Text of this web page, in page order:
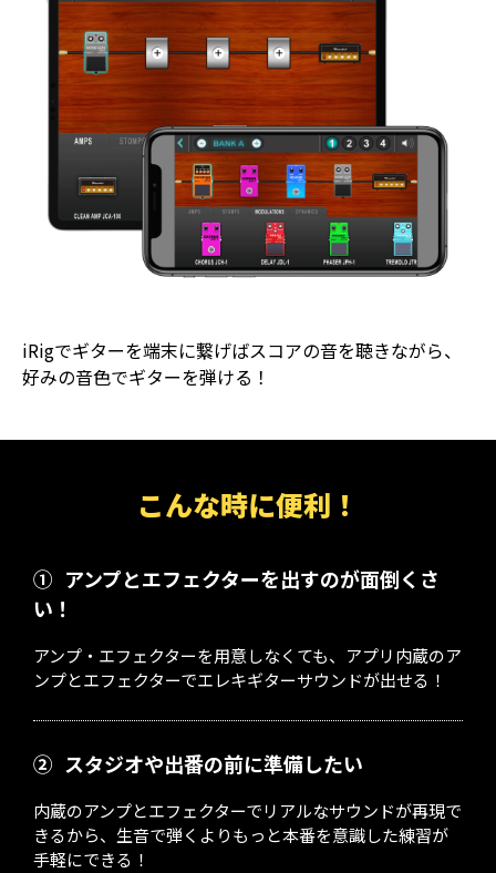
iRigでギターを端末に繋げばスコアの音を聴きながら、
好みの音色でギターを弾ける！
こんな時に便利！
① アンプとエフェクターを出すのが面倒くさ
い！
アンプ・エフェクターを用意しなくても、アプリ内蔵のア
ンプとエフェクターでエレキギターサウンドが出せる！
② スタジオや出番の前に準備したい
内蔵のアンプとエフェクターでリアルなサウンドが再現で
きるから、生音で弾くよりもっと本番を意識した練習が
手軽にできる！